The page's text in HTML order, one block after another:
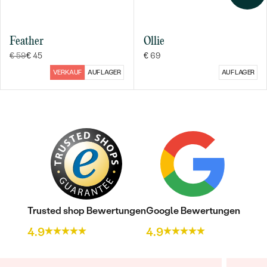
ANSEHEN
Feather
€ 59€ 45
VERKAUF AUF LAGER
Ollie
€ 69
AUF LAGER
Trusted shop Bewertungen
4.9
Google Bewertungen
4.9